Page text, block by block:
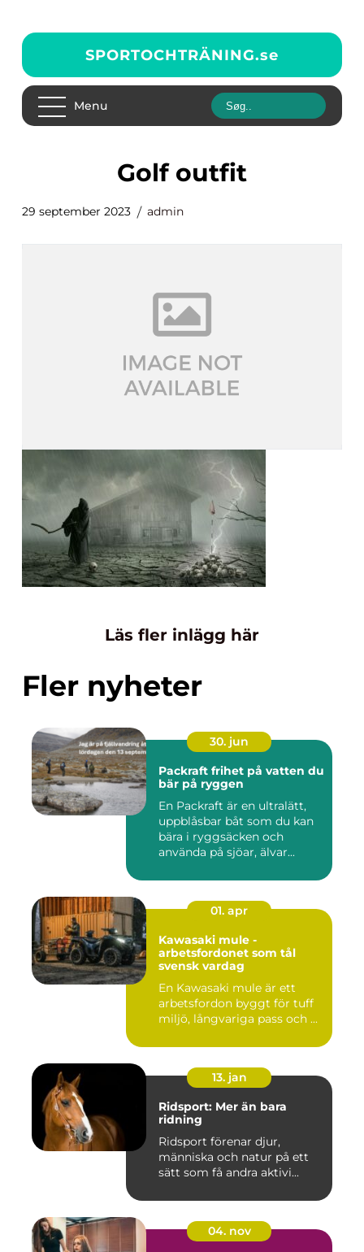
SPORTOCHTRÄNING.se
Menu
golf outfit
29 september 2023 admin
Läs fler inlägg här
Fler nyheter
30. jun
Packraft frihet på vatten du
bär på ryggen
En Packraft är en ultralätt,
uppblåsbar båt som du kan
bära i ryggsäcken och
använda på sjöar, älvar...
01. apr
Kawasaki mule -
arbetsfordonet som tål
svensk vardag
En Kawasaki mule är ett
arbetsfordon byggt för tuff
miljö, långvariga pass och ...
13. jan
Ridsport: Mer än bara
ridning
Ridsport förenar djur,
människa och natur på ett
sätt som få andra aktivi...
04. nov